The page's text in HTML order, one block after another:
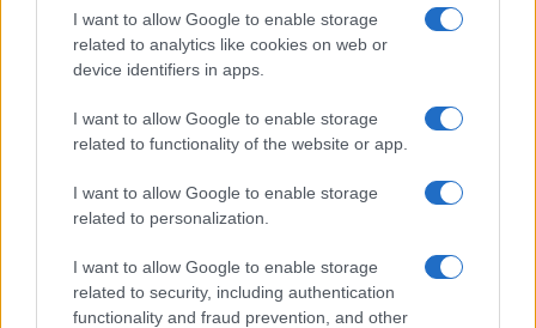
I want to allow Google to enable storage
related to analytics like cookies on web or
device identifiers in apps.
I want to allow Google to enable storage
related to functionality of the website or app.
I want to allow Google to enable storage
related to personalization.
I want to allow Google to enable storage
related to security, including authentication
functionality and fraud prevention, and other
internacionales paso a paso